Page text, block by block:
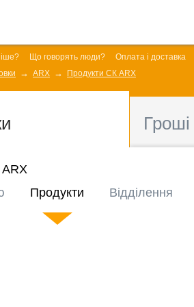
Що говорять люди?
Оплата і доставка
ARX Продукти СК ARX
Гроші
Продукти Відділення